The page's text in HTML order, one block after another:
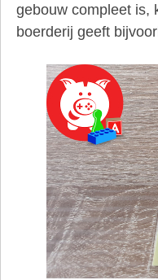
gebouw compleet is,
boerderij geeft